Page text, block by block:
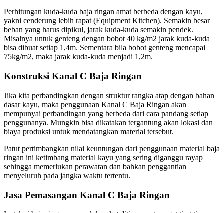
Perhitungan kuda-kuda baja ringan amat berbeda dengan kayu,
yakni cenderung lebih rapat (Equipment Kitchen). Semakin besar
beban yang harus dipikul, jarak kuda-kuda semakin pendek.
Misalnya untuk genteng dengan bobot 40 kg/m2 jarak kuda-kuda
bisa dibuat setiap 1,4m. Sementara bila bobot genteng mencapai
75kg/m2, maka jarak kuda-kuda menjadi 1,2m.
Konstruksi Kanal C Baja Ringan
Jika kita perbandingkan dengan struktur rangka atap dengan bahan
dasar kayu, maka penggunaan Kanal C Baja Ringan akan
mempunyai perbandingan yang berbeda dari cara pandang setiap
penggunanya. Mungkin bisa dikatakan tergantung akan lokasi dan
biaya produksi untuk mendatangkan material tersebut.
Patut pertimbangkan nilai keuntungan dari penggunaan material baja
ringan ini ketimbang material kayu yang sering diganggu rayap
sehingga memerlukan perawatan dan bahkan penggantian
menyeluruh pada jangka waktu tertentu.
Jasa Pemasangan Kanal C Baja Ringan